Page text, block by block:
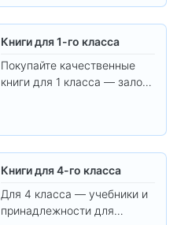
Книги для 1-го класса
Покупайте качественные
книги для 1 класса — залог
Книги для 4-го класса
Для 4 класса — учебники и
принадлежности для